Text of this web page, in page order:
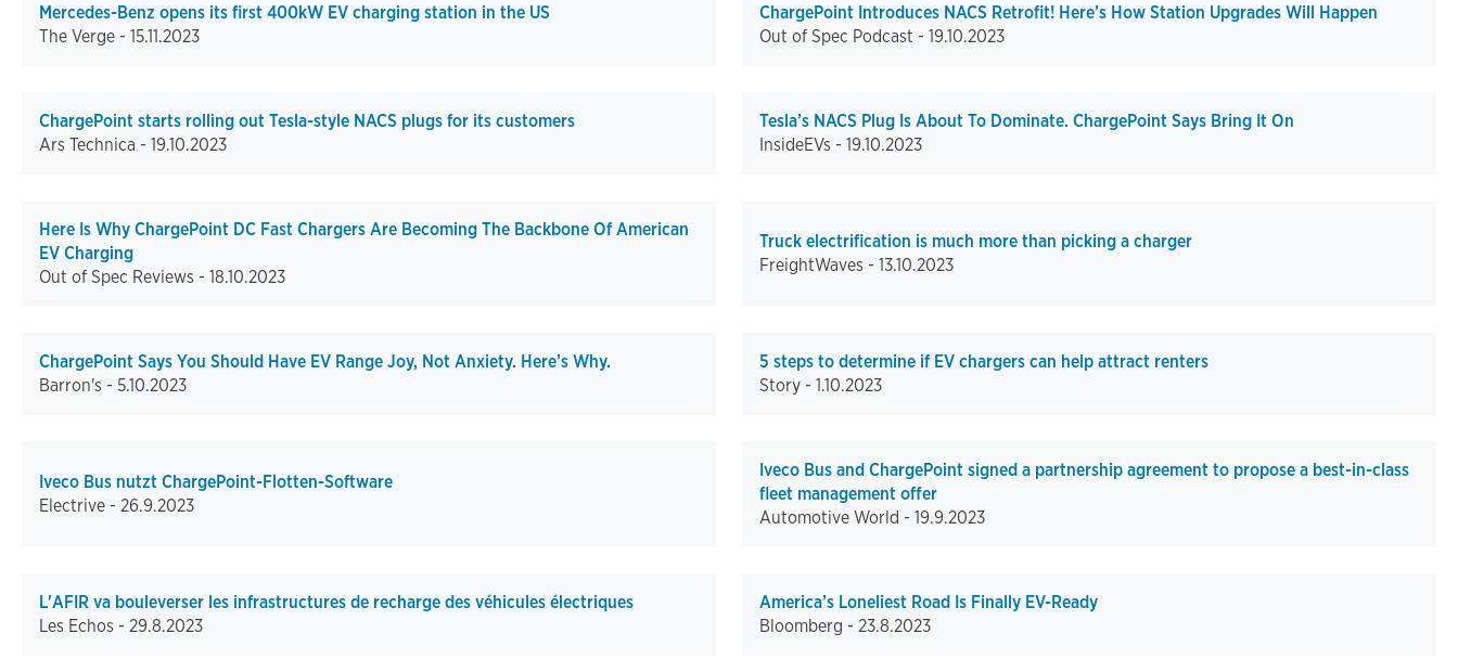
Mercedes-Benz opens its first 400kW EV charging station in the US
The Verge - 15.11.2023
ChargePoint Introduces NACS Retrofit! Here’s How Station Upgrades Will Happen
Out of Spec Podcast - 19.10.2023
ChargePoint starts rolling out Tesla-style NACS plugs for its customers
Ars Technica - 19.10.2023
Tesla’s NACS Plug Is About To Dominate. ChargePoint Says Bring It On
InsideEVs - 19.10.2023
Here Is Why ChargePoint DC Fast Chargers Are Becoming The Backbone Of American
EV Charging
Out of Spec Reviews - 18.10.2023
Truck electrification is much more than picking a charger
FreightWaves - 13.10.2023
ChargePoint Says You Should Have EV Range Joy, Not Anxiety. Here’s Why.
Barron's - 5.10.2023
5 steps to determine if EV chargers can help attract renters
Story - 1.10.2023
Iveco Bus nutzt ChargePoint-Flotten-Software
Electrive - 26.9.2023
Iveco Bus and ChargePoint signed a partnership agreement to propose a best-in-class
fleet management offer
Automotive World - 19.9.2023
L'AFIR va bouleverser les infrastructures de recharge des véhicules électriques
Les Echos - 29.8.2023
America’s Loneliest Road Is Finally EV-Ready
Bloomberg - 23.8.2023